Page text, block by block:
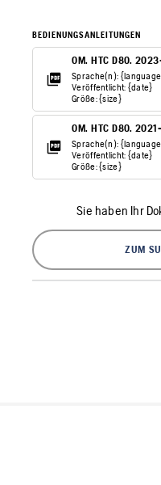
BEDIENUNGSANLEITUNGEN
OM. HTC D80.
Sprache(n):
Veröffentlicht: {date}
Größe: {size}
OM. HTC D80.
Sprache(n):
Veröffentlicht: {date}
Größe: {size}
Sie haben Ihr
ZUM